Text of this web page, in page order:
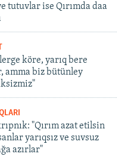
tutuvlar ise Qırımda daa
köre, yarıq bere
amma biz bütünley
"Qırım azat etilsin
yarıqsız ve suvsuz
azırlar"